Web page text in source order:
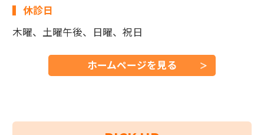
休診日
木曜、土曜午後、日曜、祝日
ホームページを見る